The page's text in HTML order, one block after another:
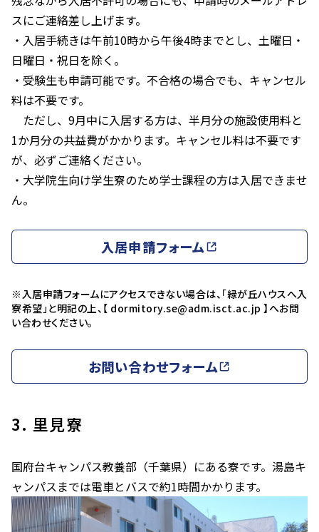
スにご連絡差し上げます。
・入居手続きは午前10時から午後4時までとし、土曜日・
日曜日・祝日を除く。
・受験生も申請可能です。不合格の場合でも、キャンセル
料は不要です。
ただし、9月中に入居する方は、半月分の施設使用料と
1か月分の共益費がかかります。キャンセル料は不要です
が、必ずご連絡ください。
・大学院生向け学生寮のため学士課程の方は入居できませ
ん。
入居申請フォーム
※入居申請フォームにアクセスできない場合は、「緑が丘ハウスへ入
寮希望」と明記の上、【 dormitory.se@adm.isct.ac.jp 】へお問
い合わせください。
お問い合わせフォーム
3. 里見寮
国府台キャンパス教養部（千葉県）にある寮です。湯島キ
ャンパスまでは電車とバスで約1時間かかります。